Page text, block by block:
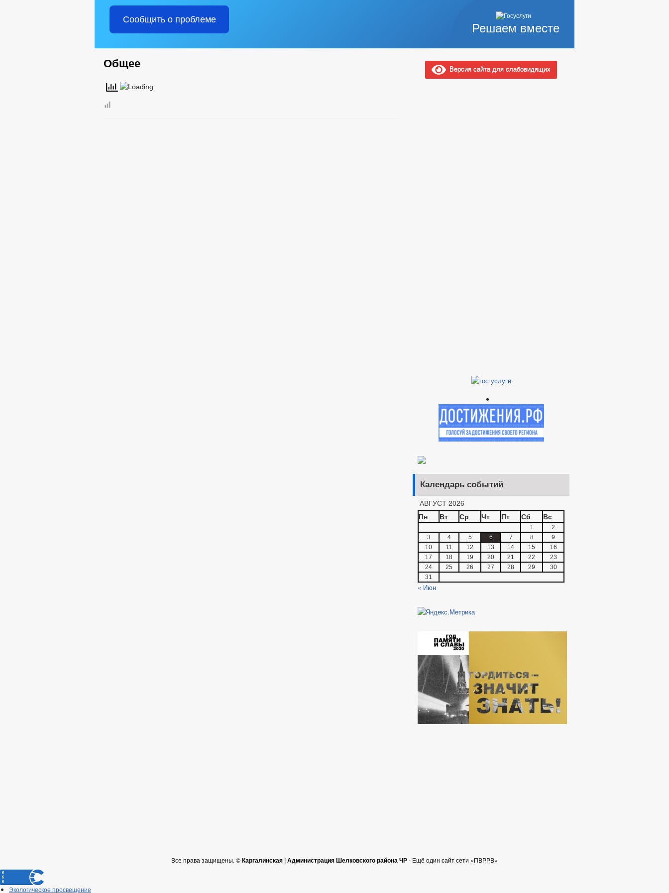
Решаем вместе
Сообщить о проблеме
Общее Версия сайта для слабовидящих
Календарь событий
АВГУСТ 2026
Пн
Вт Ср Чт Пт Сб Вс
1
2
3
4 5 6 7 8
9
10
11 12 13 14 15
16
17
18 19 20 21 22
23
24
25 26 27 28 29
30
31
« Июн
Все права защищены. ©Каргалинская | Администрация Шелковского района ЧР- Ещё один сайт сети «ПВРРВ»
Экологическое просвещение